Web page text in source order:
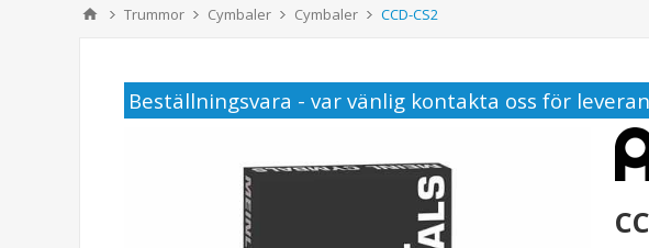
Trummor Cymbaler Cymbaler CCD-CS2
Beställningsvara - var vänlig kontakta oss för